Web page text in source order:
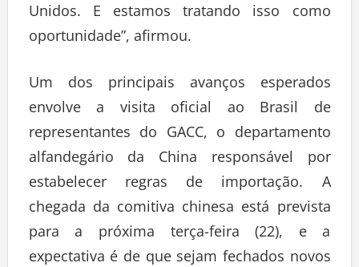
Unidos. E estamos tratando isso como
oportunidade”, afirmou.
Um dos principais avanços esperados
envolve a visita oficial ao Brasil de
representantes do GACC, o departamento
alfandegário da China responsável por
estabelecer regras de importação. A
chegada da comitiva chinesa está prevista
para a próxima terça-feira (22), e a
expectativa é de que sejam fechados novos